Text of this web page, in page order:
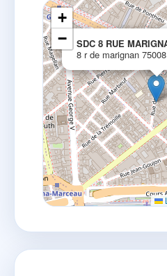
SDC 8 RUE
8 r de marignan
+
−